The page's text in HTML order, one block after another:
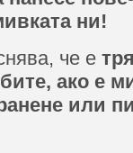
ни!
че е
ако е
или